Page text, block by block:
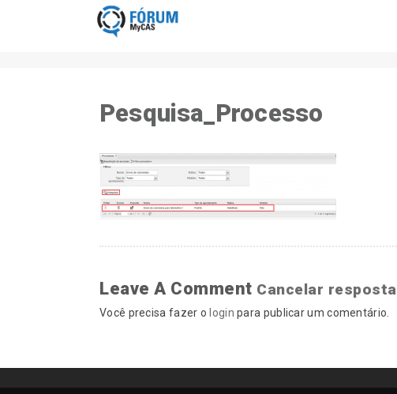
Pesquisa_Processo
Leave A Comment Cancelar resposta
Você precisa fazer o login para publicar um comentário.